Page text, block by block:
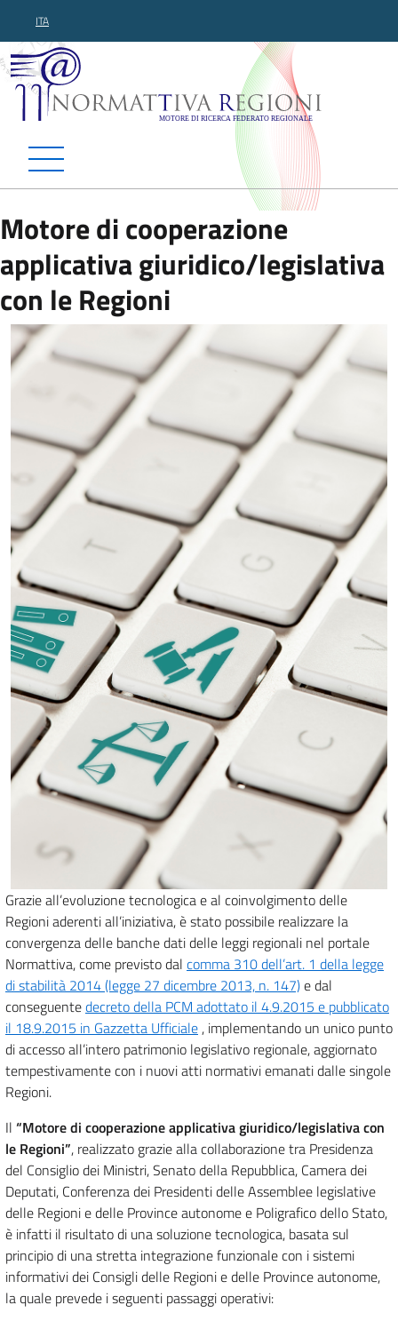
ITA
Normattiva Regioni -
Motore di cooperazione
applicativa giuridico/legislativa
con le Regioni
Grazie all’evoluzione tecnologica e al coinvolgimento delle
Regioni aderenti all’iniziativa, è stato possibile realizzare la
convergenza delle banche dati delle leggi regionali nel portale
Normattiva, come previsto dal comma 310 dell’art. 1 della legge
di stabilità 2014 (legge 27 dicembre 2013, n. 147)e dal
conseguentedecreto della PCM adottato il 4.9.2015 e pubblicato
il 18.9.2015 in Gazzetta Ufficiale , implementando un unico punto
di accesso all’intero patrimonio legislativo regionale, aggiornato
tempestivamente con i nuovi atti normativi emanati dalle singole
Regioni.
Il “Motore di cooperazione applicativa giuridico/legislativa con
le Regioni”, realizzato grazie alla collaborazione tra Presidenza
del Consiglio dei Ministri, Senato della Repubblica, Camera dei
Deputati, Conferenza dei Presidenti delle Assemblee legislative
delle Regioni e delle Province autonome e Poligrafico dello Stato,
è infatti il risultato di una soluzione tecnologica, basata sul
principio di una stretta integrazione funzionale con i sistemi
informativi dei Consigli delle Regioni e delle Province autonome,
la quale prevede i seguenti passaggi operativi: